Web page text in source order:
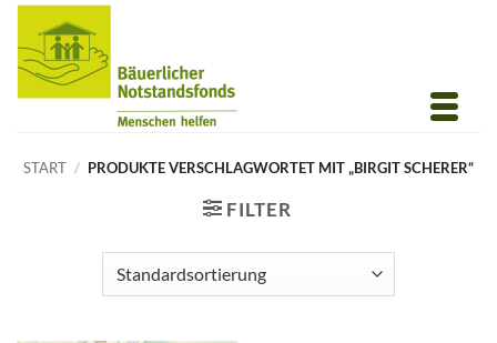
Inhalt
springen
START / PRODUKTE VERSCHLAGWORTET MIT „BIRGIT SCHERER“
FILTER